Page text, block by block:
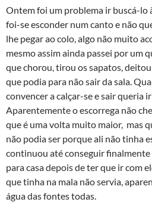
Ontem foi um problema ir buscá-lo
foi-se esconder num canto e não
lhe pegar ao colo, algo não muito
mesmo assim ainda passei por um
que chorou, tirou os sapatos,
que podia para não sair da sala.
convencer a calçar-se e sair queria
Aparentemente o escorrega não
que é uma volta muito maior, mas
não podia ser porque ali não tinha
continuou até conseguir
para casa depois de ter que ir com
que tinha na mala não servia,
água das fontes todas.